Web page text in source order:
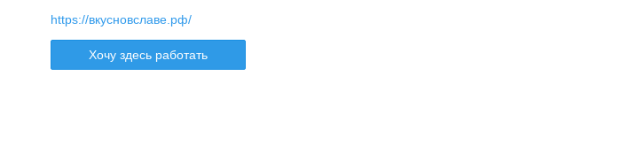
https://вкусновславе.рф/
Хочу здесь работать